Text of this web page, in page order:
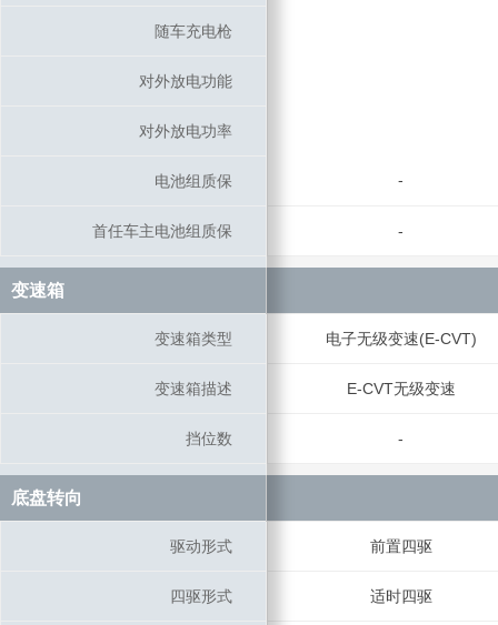
随车充电枪
对外放电功能
对外放电功率
电池组质保 -
首任车主电池组质保 -
变速箱
变速箱类型 电子无级变速(E-CVT)
变速箱描述 E-CVT无级变速
挡位数 -
底盘转向
驱动形式 前置四驱
四驱形式 适时四驱
随车充电枪
对外放电功能
对外放电功率
电池组质保
首任车主电池组质保
变速箱
变速箱类型
变速箱描述
挡位数
底盘转向
驱动形式
四驱形式